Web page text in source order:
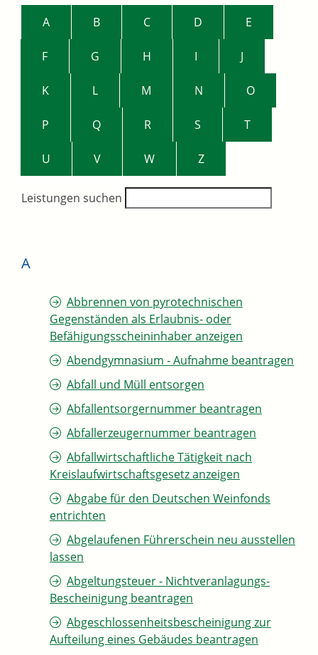
A B C D E
F G H I J
K L M N O
P Q R S T
U V W Z
Leistungen suchen
A
Abbrennen von pyrotechnischen
Gegenständen als Erlaubnis- oder
Befähigungsscheininhaber anzeigen
Abendgymnasium - Aufnahme beantragen
Abfall und Müll entsorgen
Abfallentsorgernummer beantragen
Abfallerzeugernummer beantragen
Abfallwirtschaftliche Tätigkeit nach
Kreislaufwirtschaftsgesetz anzeigen
Abgabe für den Deutschen Weinfonds
entrichten
Abgelaufenen Führerschein neu ausstellen
lassen
Abgeltungsteuer - Nichtveranlagungs-
Bescheinigung beantragen
Abgeschlossenheitsbescheinigung zur
Aufteilung eines Gebäudes beantragen